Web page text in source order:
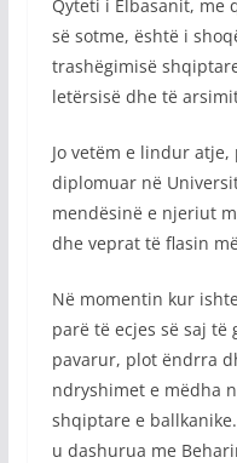
Qyteti i Elbasanit, me
së sotme, është i
trashëgimisë
letërsisë dhe të
Jo vetëm e lindur
diplomuar në
mendësinë e njeriut
dhe veprat të flasin
Në momentin kur
parë të ecjes së saj të
pavarur, plot ëndrra
ndryshimet e mëdha
shqiptare e
u dashurua me